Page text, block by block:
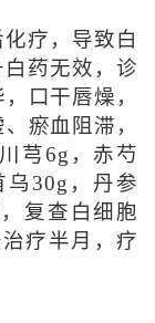
疗，导致白
药无效，诊
口干唇燥，
瘀血阻滞，
芎6g，赤芍
30g，丹参
复查白细胞
疗半月，疗